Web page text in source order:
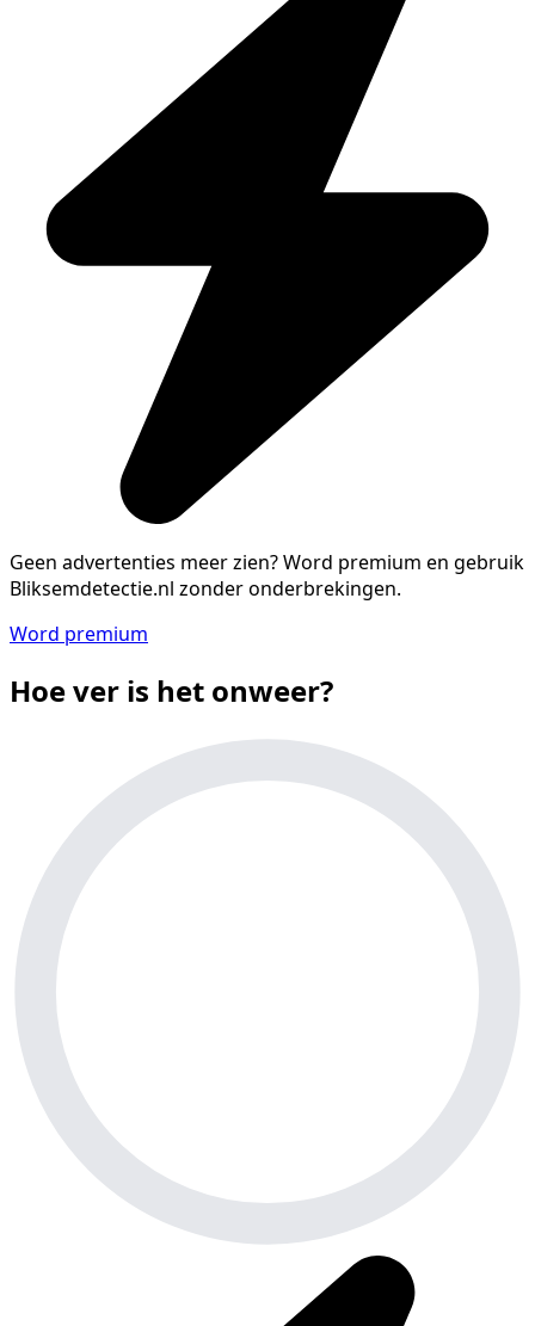
Geen advertenties meer zien?Word premium en gebruik
Bliksemdetectie.nl zonder onderbrekingen.
Word premium
Hoe ver is het onweer?